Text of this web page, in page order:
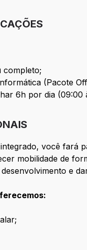
completo;
(Pacote
6h por dia (09:00
você fará
mobilidade de
e